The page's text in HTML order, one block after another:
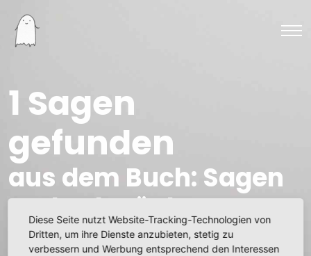
1 Sagen
gefunden
aus dem Buch: Sagen
und Schwänke aus
dem Erzgebirge
Diese Seite nutzt Website-Tracking-Technologien von
Dritten, um ihre Dienste anzubieten, stetig zu
verbessern und Werbung entsprechend den Interessen